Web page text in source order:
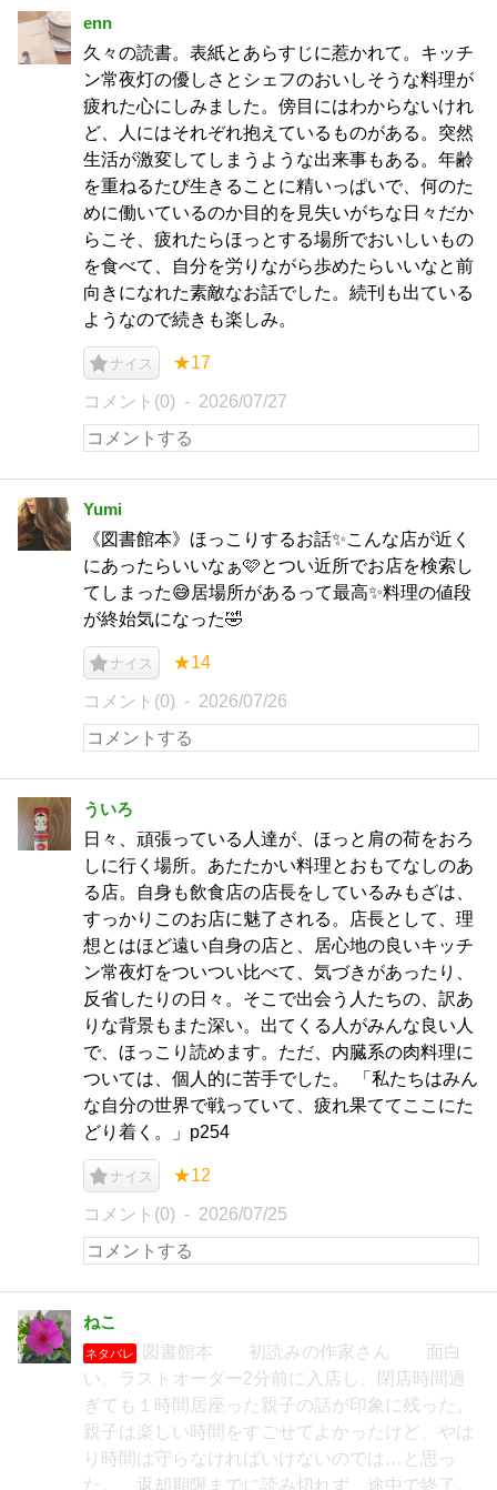
enn
久々の読書。表紙とあらすじに惹かれて。キッチ
ン常夜灯の優しさとシェフのおいしそうな料理が
疲れた心にしみました。傍目にはわからないけれ
ど、人にはそれぞれ抱えているものがある。突然
生活が激変してしまうような出来事もある。年齢
を重ねるたび生きることに精いっぱいで、何のた
めに働いているのか目的を見失いがちな日々だか
らこそ、疲れたらほっとする場所でおいしいもの
を食べて、自分を労りながら歩めたらいいなと前
向きになれた素敵なお話でした。続刊も出ている
ようなので続きも楽しみ。
ナイス ★17
コメント(0) 2026/07/27
Yumi
《図書館本》ほっこりするお話✨こんな店が近く
にあったらいいなぁ🩷とつい近所でお店を検索し
てしまった😅居場所があるって最高✨料理の値段
が終始気になった🤣
ナイス ★14
コメント(0) 2026/07/26
ういろ
日々、頑張っている人達が、ほっと肩の荷をおろ
しに行く場所。あたたかい料理とおもてなしのあ
る店。自身も飲食店の店長をしているみもざは、
すっかりこのお店に魅了される。店長として、理
想とはほど遠い自身の店と、居心地の良いキッチ
ン常夜灯をついつい比べて、気づきがあったり、
反省したりの日々。そこで出会う人たちの、訳あ
りな背景もまた深い。出てくる人がみんな良い人
で、ほっこり読めます。ただ、内臓系の肉料理に
ついては、個人的に苦手でした。 「私たちはみん
な自分の世界で戦っていて、疲れ果ててここにた
どり着く。」p254
ナイス ★12
コメント(0) 2026/07/25
ねこ
ネタバレ
図書館本 初読みの作家さん 面白
い。ラストオーダー2分前に入店し、閉店時間過
ぎても１時間居座った親子の話が印象に残った。
親子は楽しい時間をすごせてよかったけど、やは
り時間は守らなければいけないのでは…と思っ
た。 返却期限までに読み切れず、途中で終了。